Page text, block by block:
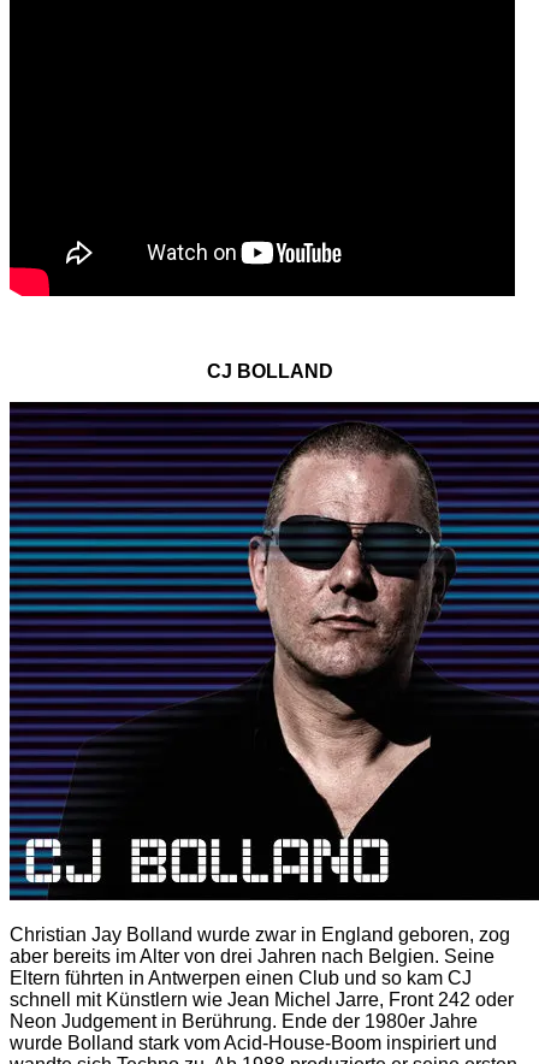
CJ BOLLAND
Christian Jay Bolland wurde zwar in England geboren, zog
aber bereits im Alter von drei Jahren nach Belgien. Seine
Eltern führten in Antwerpen einen Club und so kam CJ
schnell mit Künstlern wie Jean Michel Jarre, Front 242 oder
Neon Judgement in Berührung. Ende der 1980er Jahre
wurde Bolland stark vom Acid-House-Boom inspiriert und